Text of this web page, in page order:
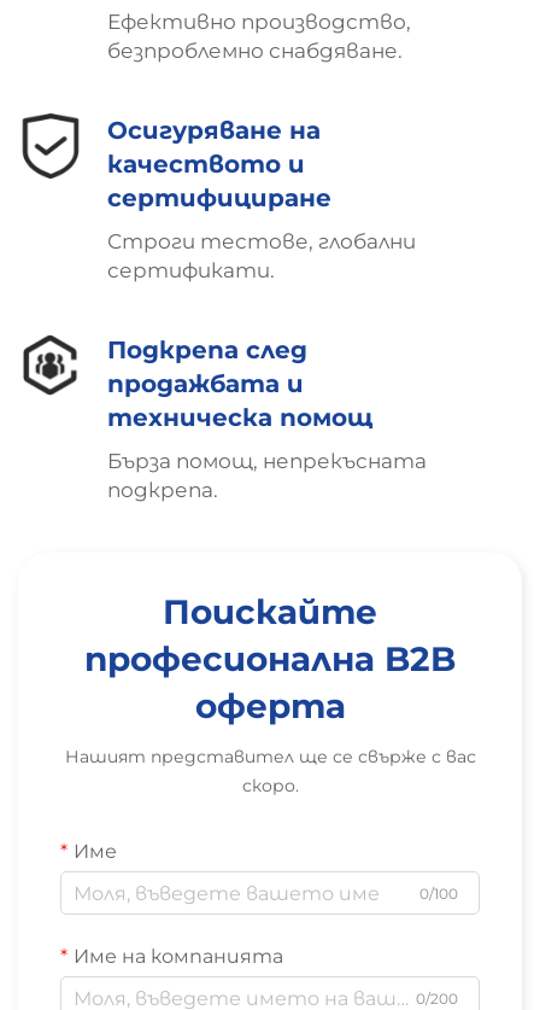
Ефективно производство,
безпроблемно снабдяване.
Осигуряване на
качеството и
сертифициране
Строги тестове, глобални
сертификати.
Подкрепа след
продажбата и
техническа помощ
Бърза помощ, непрекъсната
подкрепа.
Поискайте
професионална B2B
оферта
Нашият представител ще се свърже с вас
скоро.
Име
0/100
Име на компанията
0/200